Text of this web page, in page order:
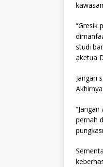
“Gresik
studi
aketua
Jangan
pernah